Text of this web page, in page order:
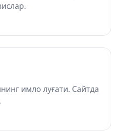
имло луғати. Сайтда